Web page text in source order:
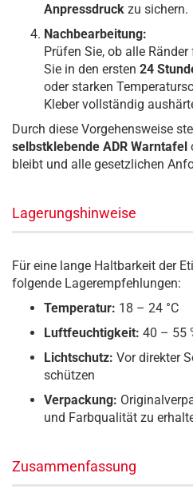
Anpressdruck zu sichern.
Nachbearbeitung:
Prüfen Sie, ob alle
Sie in den ersten 24
oder starken
Kleber vollständig
Durch diese Vorgehensweise
selbstklebende ADR Warntafel
bleibt und alle gesetzlichen
Lagerungshinweise
Für eine lange Haltbarkeit der
folgende Lagerempfehlungen:
Temperatur: 18 – 24 °C
Luftfeuchtigkeit: 40 – 55
Lichtschutz: Vor direkter
schützen
Verpackung:
und Farbqualität zu
Zusammenfassung